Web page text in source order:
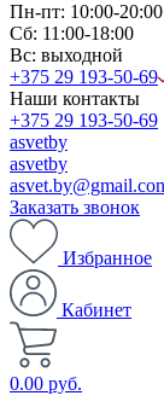
Пн-пт: 10:00-20:00
Сб: 11:00-18:00
Вс: выходной
+375 29 193-50-69
Наши контакты
+375 29 193-50-69
asvetby
asvetby
Заказать звонок
Избранное
Кабинет
0.00 руб.